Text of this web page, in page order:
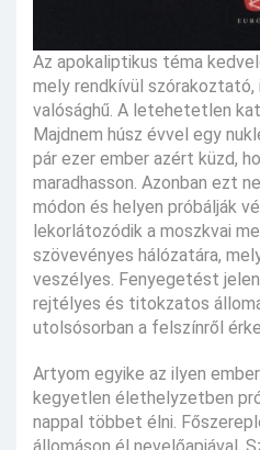
Az apokaliptikus téma
mely rendkívül
valósághű. A letehetetlen
Majdnem húsz évvel egy
pár ezer ember azért küzd,
maradhasson. Azonban ezt
módon és helyen próbálják
lekorlátozódik a moszkvai
szövevényes hálózatára,
veszélyes. Fenyegetést
rejtélyes és titokzatos
utolsósorban a felszínről
Artyom egyike az ilyen
kegyetlen élethelyzetben
nappal többet élni.